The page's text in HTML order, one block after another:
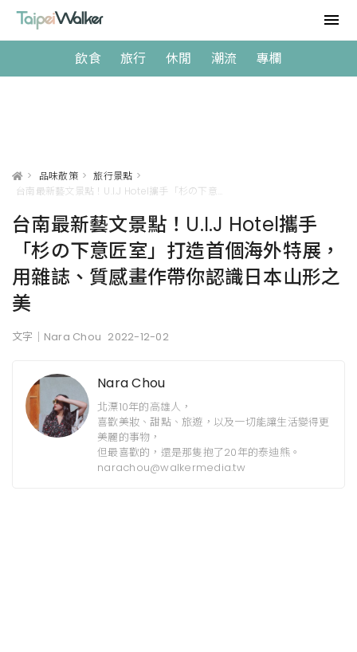
飲食 旅行 休閒 潮流 專欄
> 品味散策 > 旅行景點 >
台南最新藝文景點！U.I.J Hotel攜手
「杉の下意匠室」打造首個海外特展，
用雜誌、質感畫作帶你認識日本山形之
美
文字｜Nara Chou 2022-12-02
Nara Chou
北漂10年的高雄人，
喜歡美妝、甜點、旅遊，以及一切能讓生活變得更
美麗的事物，
但最喜歡的，還是那隻抱了20年的泰迪熊。
narachou@walkermedia.tw